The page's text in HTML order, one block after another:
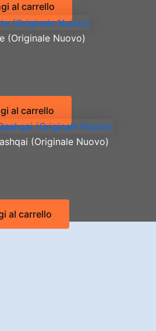
al carrello
(Originale Nuovo)
al carrello
(Originale Nuovo)
al carrello